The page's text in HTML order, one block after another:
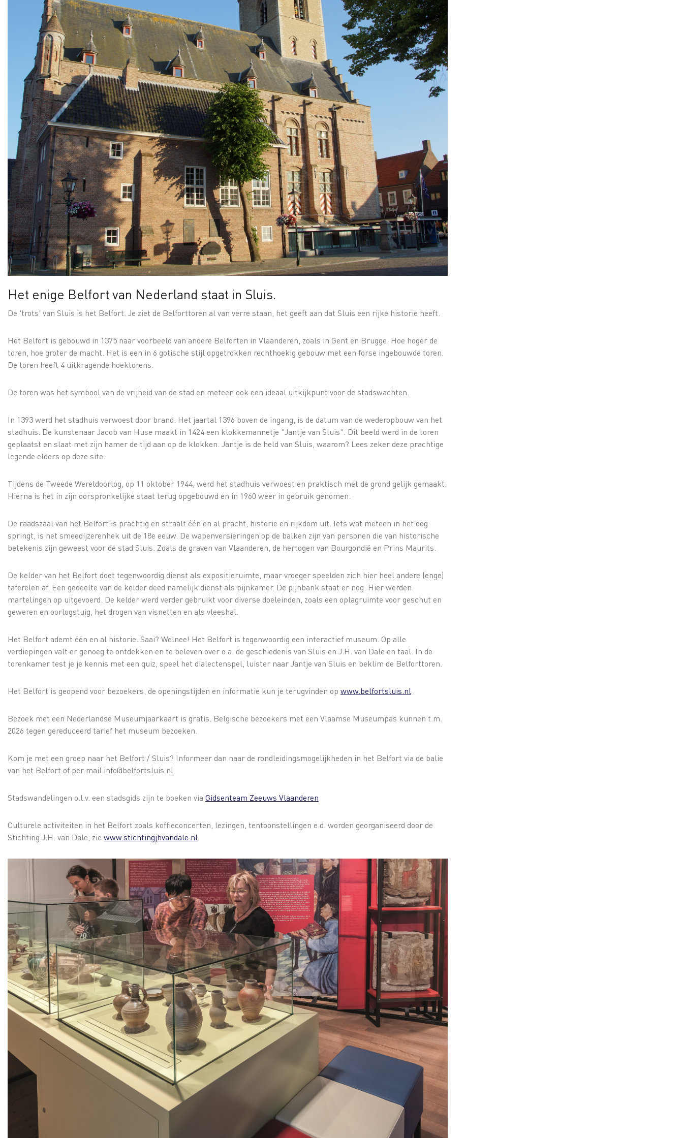
Het enige Belfort van Nederland staat in Sluis.
De 'trots' van Sluis is het Belfort. Je ziet de Belforttoren al van verre staan, het geeft aan dat Sluis een rijke historie heeft.
Het Belfort is gebouwd in 1375 naar voorbeeld van andere Belforten in Vlaanderen, zoals in Gent en Brugge. Hoe hoger de
toren, hoe groter de macht. Het is een in 6 gotische stijl opgetrokken rechthoekig gebouw met een forse ingebouwde toren.
De toren heeft 4 uitkragende hoektorens.
De toren was het symbool van de vrijheid van de stad en meteen ook een ideaal uitkijkpunt voor de stadswachten.
In 1393 werd het stadhuis verwoest door brand. Het jaartal 1396 boven de ingang, is de datum van de wederopbouw van het
stadhuis. De kunstenaar Jacob van Huse maakt in 1424 een klokkemannetje "Jantje van Sluis". Dit beeld werd in de toren
geplaatst en slaat met zijn hamer de tijd aan op de klokken. Jantje is de held van Sluis, waarom? Lees zeker deze prachtige
legende elders op deze site.
Tijdens de Tweede Wereldoorlog, op 11 oktober 1944, werd het stadhuis verwoest en praktisch met de grond gelijk gemaakt.
Hierna is het in zijn oorspronkelijke staat terug opgebouwd en in 1960 weer in gebruik genomen.
De raadszaal van het Belfort is prachtig en straalt één en al pracht, historie en rijkdom uit. Iets wat meteen in het oog
springt, is het smeedijzerenhek uit de 18e eeuw. De wapenversieringen op de balken zijn van personen die van historische
betekenis zijn geweest voor de stad Sluis. Zoals de graven van Vlaanderen, de hertogen van Bourgondië en Prins Maurits.
De kelder van het Belfort doet tegenwoordig dienst als expositieruimte, maar vroeger speelden zich hier heel andere (enge)
taferelen af. Een gedeelte van de kelder deed namelijk dienst als pijnkamer. De pijnbank staat er nog. Hier werden
martelingen op uitgevoerd. De kelder werd verder gebruikt voor diverse doeleinden, zoals een oplagruimte voor geschut en
geweren en oorlogstuig, het drogen van visnetten en als vleeshal.
Het Belfort ademt één en al historie. Saai? Welnee! Het Belfort is tegenwoordig een interactief museum. Op alle
verdiepingen valt er genoeg te ontdekken en te beleven over o.a. de geschiedenis van Sluis en J.H. van Dale en taal. In de
torenkamer test je je kennis met een quiz, speel het dialectenspel, luister naar Jantje van Sluis en beklim de Belforttoren.
Het Belfort is geopend voor bezoekers, de openingstijden en informatie kun je terugvinden op www.belfortsluis.nl
Bezoek met een Nederlandse Museumjaarkaart is gratis. Belgische bezoekers met een Vlaamse Museumpas kunnen t.m.
2026 tegen gereduceerd tarief het museum bezoeken.
Kom je met een groep naar het Belfort / Sluis? Informeer dan naar de rondleidingsmogelijkheden in het Belfort via de balie
van het Belfort of per mail info@belfortsluis.nl
Stadswandelingen o.l.v. een stadsgids zijn te boeken via Gidsenteam Zeeuws Vlaanderen
Culturele activiteiten in het Belfort zoals koffieconcerten, lezingen, tentoonstellingen e.d. worden georganiseerd door de
Stichting J.H. van Dale, zie www.stichtingjhvandale.nl